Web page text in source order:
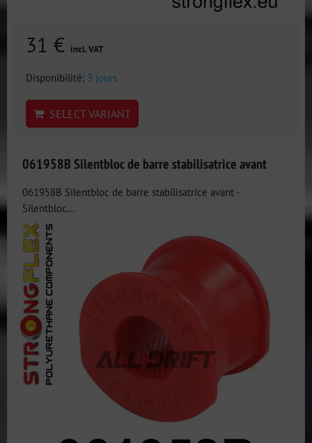
31 € incl. VAT
Disponibilité: 3 jours
SELECT VARIANT
061958B Silentbloc de barre stabilisatrice avant
061958B Silentbloc de barre stabilisatrice avant -
Silentbloc...